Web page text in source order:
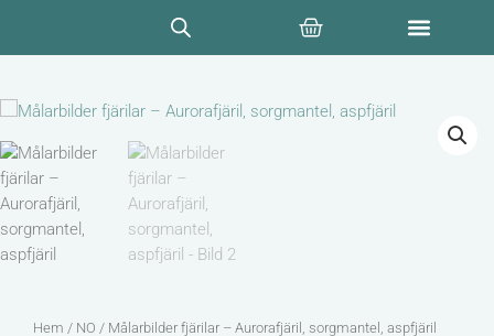
innehåll
Varukorg
Hem / NO / Målarbilder fjärilar – Aurorafjäril, sorgmantel, aspfjäril